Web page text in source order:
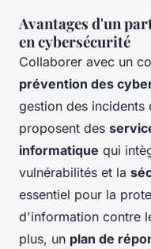
Avantages d'un
en cybersécurité
Collaborer avec un
prévention des
gestion des incidents
proposent des
informatique qui
vulnérabilités et la
essentiel pour la
d'information contre
plus, un plan de